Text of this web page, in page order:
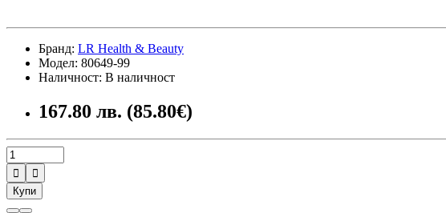
Бранд: LR Health & Beauty
Модел: 80649-99
Наличност: В наличност
167.80 лв. (85.80€)


Купи